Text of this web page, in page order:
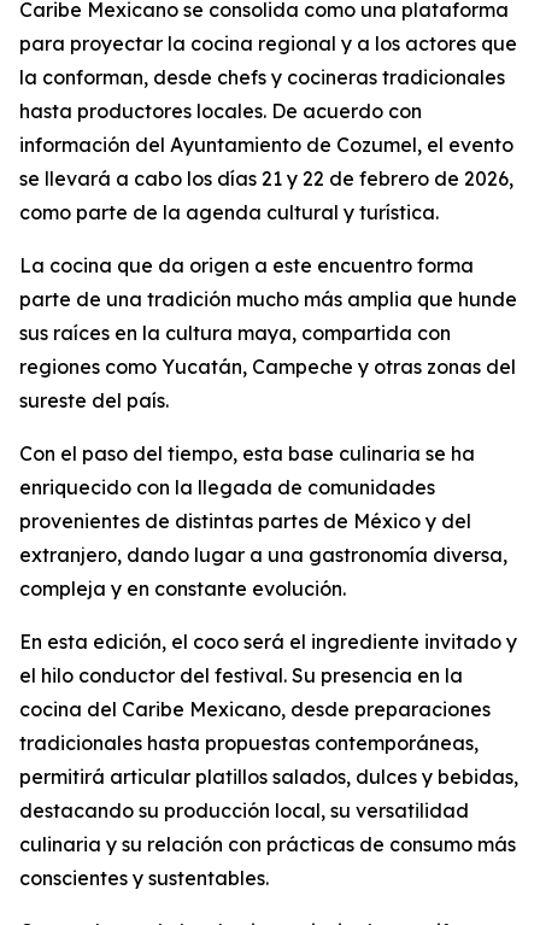
Caribe Mexicano se consolida como una plataforma
para proyectar la cocina regional y a los actores que
la conforman, desde chefs y cocineras tradicionales
hasta productores locales. De acuerdo con
información del Ayuntamiento de Cozumel, el evento
se llevará a cabo los días 21 y 22 de febrero de 2026,
como parte de la agenda cultural y turística.
La cocina que da origen a este encuentro forma
parte de una tradición mucho más amplia que hunde
sus raíces en la cultura maya, compartida con
regiones como Yucatán, Campeche y otras zonas del
sureste del país.
Con el paso del tiempo, esta base culinaria se ha
enriquecido con la llegada de comunidades
provenientes de distintas partes de México y del
extranjero, dando lugar a una gastronomía diversa,
compleja y en constante evolución.
En esta edición, el coco será el ingrediente invitado y
el hilo conductor del festival. Su presencia en la
cocina del Caribe Mexicano, desde preparaciones
tradicionales hasta propuestas contemporáneas,
permitirá articular platillos salados, dulces y bebidas,
destacando su producción local, su versatilidad
culinaria y su relación con prácticas de consumo más
conscientes y sustentables.